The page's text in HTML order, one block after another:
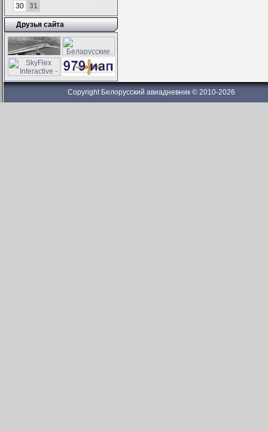
30
31
Друзья сайта
Copyright Белорусский авиадневник © 2010-2026